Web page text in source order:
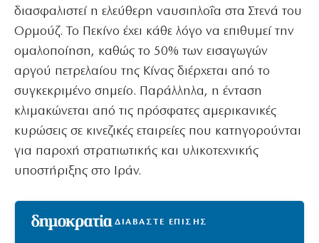
διασφαλιστεί η ελεύθερη ναυσιπλοΐα στα Στενά του
Ορμούζ. Το Πεκίνο έχει κάθε λόγο να επιθυμεί την
ομαλοποίηση, καθώς το 50% των εισαγωγών
αργού πετρελαίου της Κίνας διέρχεται από το
συγκεκριμένο σημείο. Παράλληλα, η ένταση
κλιμακώνεται από τις πρόσφατες αμερικανικές
κυρώσεις σε κινεζικές εταιρείες που κατηγορούνται
για παροχή στρατιωτικής και υλικοτεχνικής
υποστήριξης στο Ιράν.
ΔΙΑΒΑΣΤΕ ΕΠΙΣΗΣ